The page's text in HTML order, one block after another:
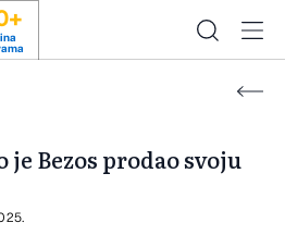
je Bezos prodao svoju